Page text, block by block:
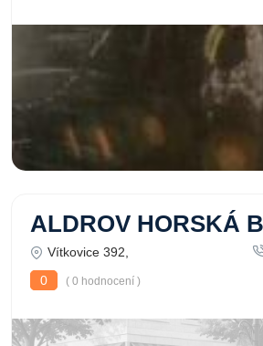
ALDROV HORSKÁ
Vítkovice 392,
0
( 0 hodnocení )